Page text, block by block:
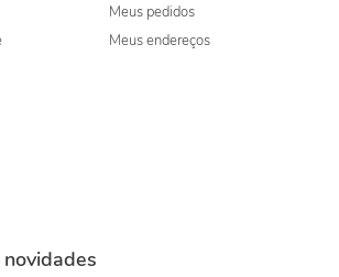
Meus pedidos
Meus endereços